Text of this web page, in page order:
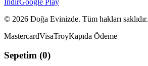
© 2026 Doğa Evinizde. Tüm hakları saklıdır.
MastercardVisaTroyKapıda Ödeme
Sepetim (0)